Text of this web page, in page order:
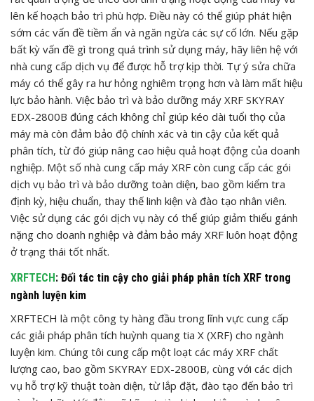
lên kế hoạch bảo trì phù hợp. Điều này có thể giúp phát hiện
sớm các vấn đề tiềm ẩn và ngăn ngừa các sự cố lớn. Nếu gặp
bất kỳ vấn đề gì trong quá trình sử dụng máy, hãy liên hệ với
nhà cung cấp dịch vụ để được hỗ trợ kịp thời. Tự ý sửa chữa
máy có thể gây ra hư hỏng nghiêm trọng hơn và làm mất hiệu
lực bảo hành. Việc bảo trì và bảo dưỡng máy XRF SKYRAY
EDX-2800B đúng cách không chỉ giúp kéo dài tuổi thọ của
máy mà còn đảm bảo độ chính xác và tin cậy của kết quả
phân tích, từ đó giúp nâng cao hiệu quả hoạt động của doanh
nghiệp. Một số nhà cung cấp máy XRF còn cung cấp các gói
dịch vụ bảo trì và bảo dưỡng toàn diện, bao gồm kiểm tra
định kỳ, hiệu chuẩn, thay thế linh kiện và đào tạo nhân viên.
Việc sử dụng các gói dịch vụ này có thể giúp giảm thiểu gánh
nặng cho doanh nghiệp và đảm bảo máy XRF luôn hoạt động
ở trạng thái tốt nhất.
XRFTECH: Đối tác tin cậy cho giải pháp phân tích XRF trong
ngành luyện kim
XRFTECH là một công ty hàng đầu trong lĩnh vực cung cấp
các giải pháp phân tích huỳnh quang tia X (XRF) cho ngành
luyện kim. Chúng tôi cung cấp một loạt các máy XRF chất
lượng cao, bao gồm SKYRAY EDX-2800B, cùng với các dịch
vụ hỗ trợ kỹ thuật toàn diện, từ lắp đặt, đào tạo đến bảo trì